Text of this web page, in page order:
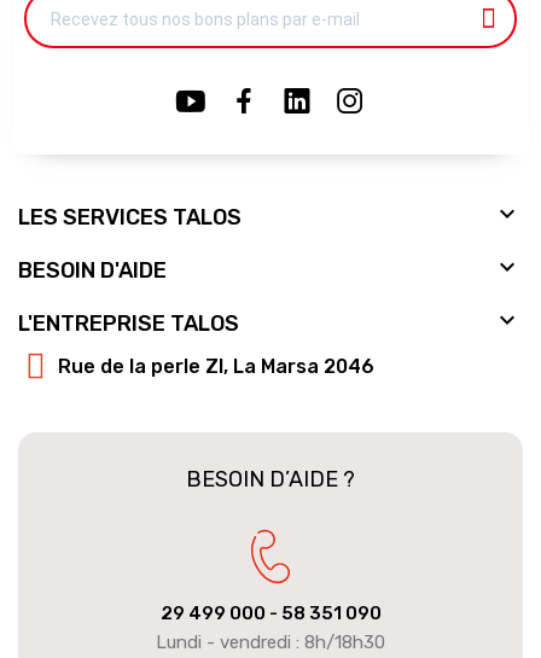
LES SERVICES TALOS 
BESOIN D'AIDE 
L'ENTREPRISE TALOS 
Rue de la perle ZI, La Marsa 2046
BESOIN D’AIDE ?
29 499 000 - 58 351 090
Lundi - vendredi : 8h/18h30